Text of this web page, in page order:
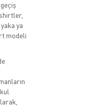
ya
modeli